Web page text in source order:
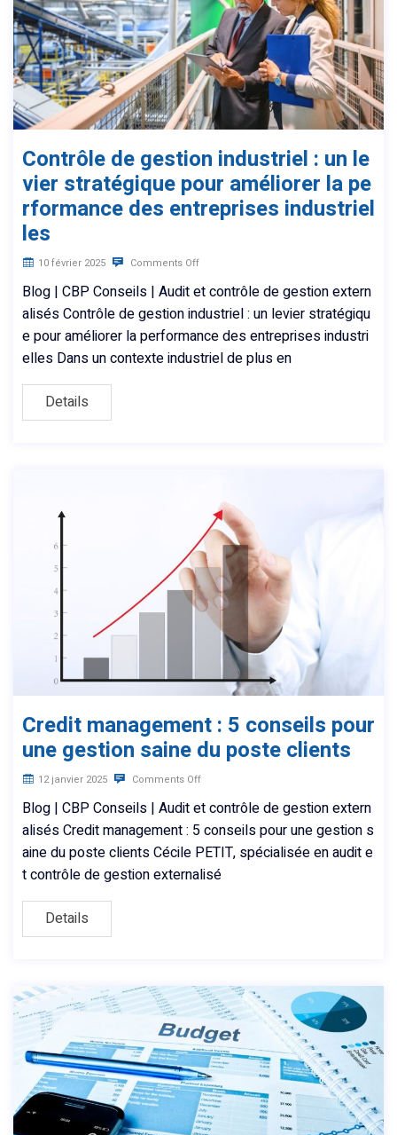
Contrôle de gestion industriel : un le
vier stratégique pour améliorer la pe
rformance des entreprises industriel
les
10 février 2025 Comments Off
Blog | CBP Conseils | Audit et contrôle de gestion extern
alisés Contrôle de gestion industriel : un levier stratégiqu
e pour améliorer la performance des entreprises industri
elles Dans un contexte industriel de plus en
Details
Credit management : 5 conseils pour
une gestion saine du poste clients
12 janvier 2025 Comments Off
Blog | CBP Conseils | Audit et contrôle de gestion extern
alisés Credit management : 5 conseils pour une gestion s
aine du poste clients Cécile PETIT, spécialisée en audit e
t contrôle de gestion externalisé
Details